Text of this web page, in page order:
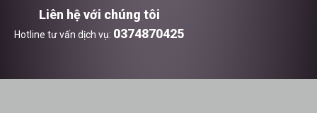
Liên hệ với chúng tôi
Hotline tư vấn dịch vụ: 0374870425